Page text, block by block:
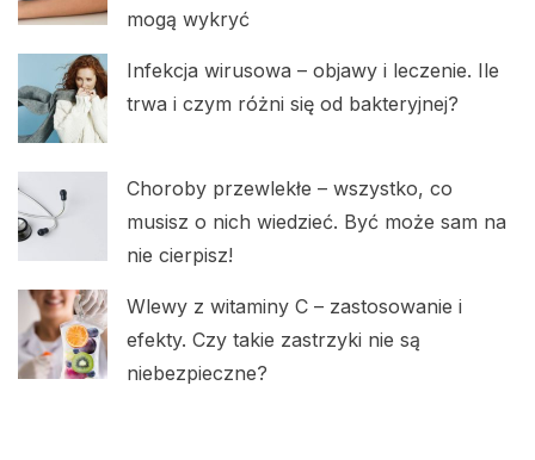
mogą wykryć
Infekcja wirusowa – objawy i leczenie. Ile
trwa i czym różni się od bakteryjnej?
Choroby przewlekłe – wszystko, co
musisz o nich wiedzieć. Być może sam na
nie cierpisz!
Wlewy z witaminy C – zastosowanie i
efekty. Czy takie zastrzyki nie są
niebezpieczne?